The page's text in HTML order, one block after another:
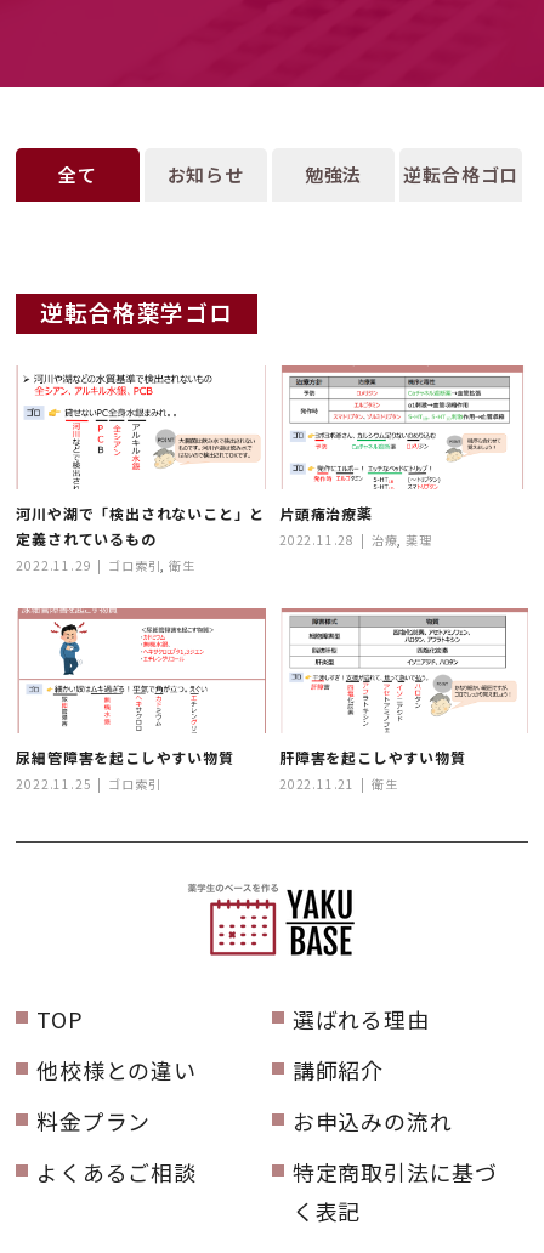
全て お知らせ 勉強法 逆転合格ゴロ
逆転合格薬学ゴロ
河川や湖で「検出されないこと」と
定義されているもの
2022.11.29 ゴロ索引,衛生
片頭痛治療薬
2022.11.28 治療, 薬理
尿細管障害を起こしやすい物質
2022.11.25 ゴロ索引
肝障害を起こしやすい物質
2022.11.21 衛生
TOP
選ばれる理由
他校様との違い
講師紹介
料金プラン
お申込みの流れ
よくあるご相談
特定商取引法に基づ
く表記